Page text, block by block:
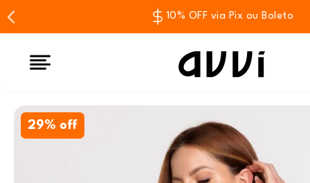
10% OFF via Pix ou Boleto
29% off